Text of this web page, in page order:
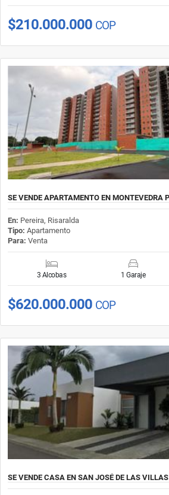
$210.000.000 COP
SE VENDE APARTAMENTO EN MONTEVEDRA
En: Pereira, Risaralda
Tipo: Apartamento
Para: Venta
3 Alcobas 1 Garaje
$620.000.000 COP
SE VENDE CASA EN SAN JOSÉ DE LAS VILLAS